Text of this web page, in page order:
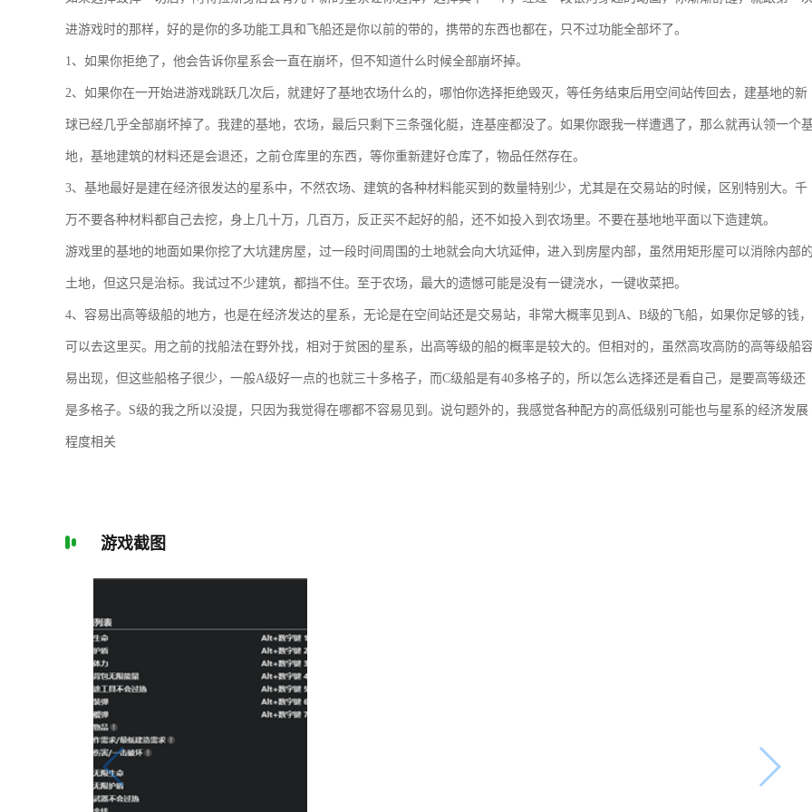
进游戏时的那样，好的是你的多功能工具和飞船还是你以前的带的，携带的东西也都在，只不过功能全部坏了。
1、如果你拒绝了，他会告诉你星系会一直在崩坏，但不知道什么时候全部崩坏掉。
2、如果你在一开始进游戏跳跃几次后，就建好了基地农场什么的，哪怕你选择拒绝毁灭，等任务结束后用空间站传回去，建基地的新
球已经几乎全部崩坏掉了。我建的基地，农场，最后只剩下三条强化艇，连基座都没了。如果你跟我一样遭遇了，那么就再认领一个
地，基地建筑的材料还是会退还，之前仓库里的东西，等你重新建好仓库了，物品任然存在。
3、基地最好是建在经济很发达的星系中，不然农场、建筑的各种材料能买到的数量特别少，尤其是在交易站的时候，区别特别大。千
万不要各种材料都自己去挖，身上几十万，几百万，反正买不起好的船，还不如投入到农场里。不要在基地地平面以下造建筑。
游戏里的基地的地面如果你挖了大坑建房屋，过一段时间周围的土地就会向大坑延伸，进入到房屋内部，虽然用矩形屋可以消除内部的
土地，但这只是治标。我试过不少建筑，都挡不住。至于农场，最大的遗憾可能是没有一键浇水，一键收菜把。
4、容易出高等级船的地方，也是在经济发达的星系，无论是在空间站还是交易站，非常大概率见到A、B级的飞船，如果你足够的钱，
可以去这里买。用之前的找船法在野外找，相对于贫困的星系，出高等级的船的概率是较大的。但相对的，虽然高攻高防的高等级船
易出现，但这些船格子很少，一般A级好一点的也就三十多格子，而C级船是有40多格子的，所以怎么选择还是看自己，是要高等级还
是多格子。S级的我之所以没提，只因为我觉得在哪都不容易见到。说句题外的，我感觉各种配方的高低级别可能也与星系的经济发展
程度相关
游戏截图